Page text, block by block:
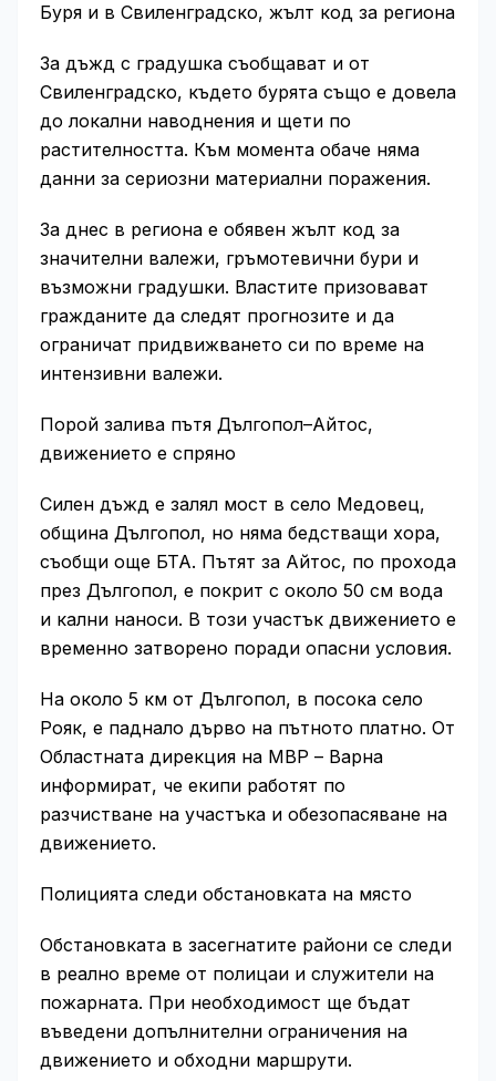
Буря и в Свиленградско, жълт код за региона
За дъжд с градушка съобщават и от
Свиленградско, където бурята също е довела
до локални наводнения и щети по
растителността. Към момента обаче няма
данни за сериозни материални поражения.
За днес в региона е обявен жълт код за
значителни валежи, гръмотевични бури и
възможни градушки. Властите призовават
гражданите да следят прогнозите и да
ограничат придвижването си по време на
интензивни валежи.
Порой залива пътя Дългопол–Айтос,
движението е спряно
Силен дъжд е залял мост в село Медовец,
община Дългопол, но няма бедстващи хора,
съобщи още БТА. Пътят за Айтос, по прохода
през Дългопол, е покрит с около 50 см вода
и кални наноси. В този участък движението е
временно затворено поради опасни условия.
На около 5 км от Дългопол, в посока село
Рояк, е паднало дърво на пътното платно. От
Областната дирекция на МВР – Варна
информират, че екипи работят по
разчистване на участъка и обезопасяване на
движението.
Полицията следи обстановката на място
Обстановката в засегнатите райони се следи
в реално време от полицаи и служители на
пожарната. При необходимост ще бъдат
въведени допълнителни ограничения на
движението и обходни маршрути.